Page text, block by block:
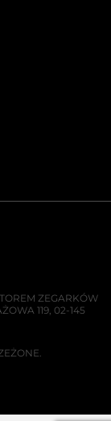
ZEGARKÓW
119, 02-145